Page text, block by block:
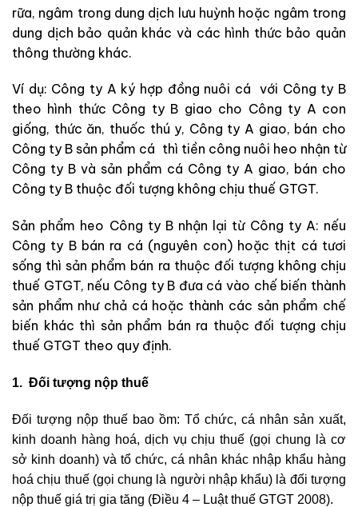
rữa, ngâm trong dung dịch lưu huỳnh hoặc ngâm trong
dung dịch bảo quản khác và các hình thức bảo quản
thông thường khác.
Ví dụ: Công ty A ký hợp đồng nuôi cá với Công ty B
theo hình thức Công ty B giao cho Công ty A con
giống, thức ăn, thuốc thú y, Công ty A giao, bán cho
Công ty B sản phẩm cá thì tiền công nuôi heo nhận từ
Công ty B và sản phẩm cá Công ty A giao, bán cho
Công ty B thuộc đối tượng không chịu thuế GTGT.
Sản phẩm heo Công ty B nhận lại từ Công ty A: nếu
Công ty B bán ra cá (nguyên con) hoặc thịt cá tươi
sống thì sản phẩm bán ra thuộc đối tượng không chịu
thuế GTGT, nếu Công ty B đưa cá vào chế biến thành
sản phẩm như chả cá hoặc thành các sản phẩm chế
biến khác thì sản phẩm bán ra thuộc đối tượng chịu
thuế GTGT theo quy định.
1. Đối tượng nộp thuế
Đối tượng nộp thuế bao ồm: Tổ chức, cá nhân sản xuất,
kinh doanh hàng hoá, dịch vụ chịu thuế (gọi chung là cơ
sở kinh doanh) và tổ chức, cá nhân khác nhập khẩu hàng
hoá chịu thuế (gọi chung là người nhập khẩu) là đối tượng
nộp thuế giá trị gia tăng (Điều 4 – Luật thuế GTGT 2008).